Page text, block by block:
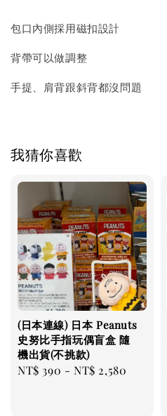
包口內側採用磁扣設計
背帶可以做調整
手提、肩背跟斜背都沒問題
我猜你喜歡
(日本連線) 日本 Peanuts
史努比手指玩偶盲盒 隨
機出貨(不挑款)
Regular
NT$ 390 -NT$ 2,580